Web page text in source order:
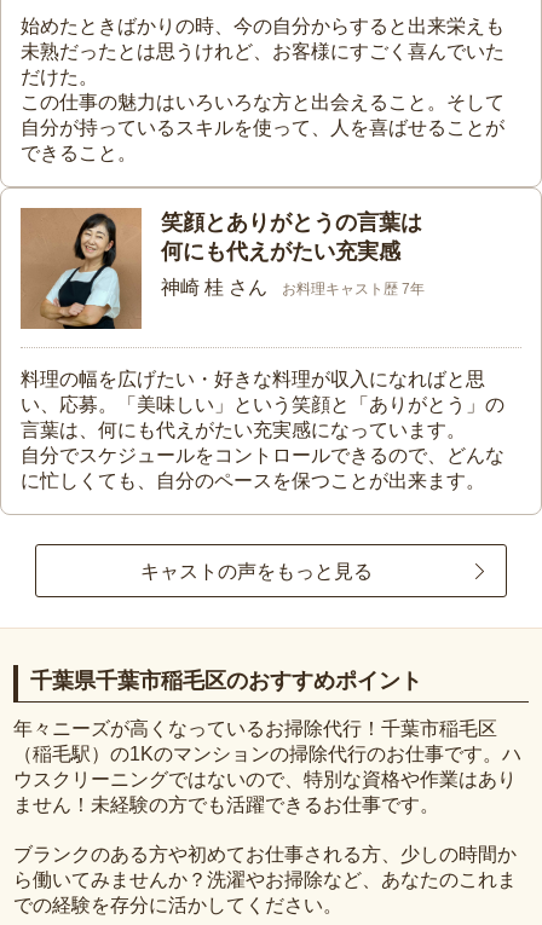
始めたときばかりの時、今の自分からすると出来栄えも
未熟だったとは思うけれど、お客様にすごく喜んでいた
だけた。
この仕事の魅力はいろいろな方と出会えること。そして
自分が持っているスキルを使って、人を喜ばせることが
できること。
笑顔とありがとうの言葉は
何にも代えがたい充実感
神崎 桂 さん お料理キャスト歴 7年
料理の幅を広げたい・好きな料理が収入になればと思
い、応募。「美味しい」という笑顔と「ありがとう」の
言葉は、何にも代えがたい充実感になっています。
自分でスケジュールをコントロールできるので、どんな
に忙しくても、自分のペースを保つことが出来ます。
キャストの声をもっと見る
千葉県千葉市稲毛区のおすすめポイント
年々ニーズが高くなっているお掃除代行！千葉市稲毛区
（稲毛駅）の1Kのマンションの掃除代行のお仕事です。ハ
ウスクリーニングではないので、特別な資格や作業はあり
ません！未経験の方でも活躍できるお仕事です。
ブランクのある方や初めてお仕事される方、少しの時間か
ら働いてみませんか？洗濯やお掃除など、あなたのこれま
での経験を存分に活かしてください。